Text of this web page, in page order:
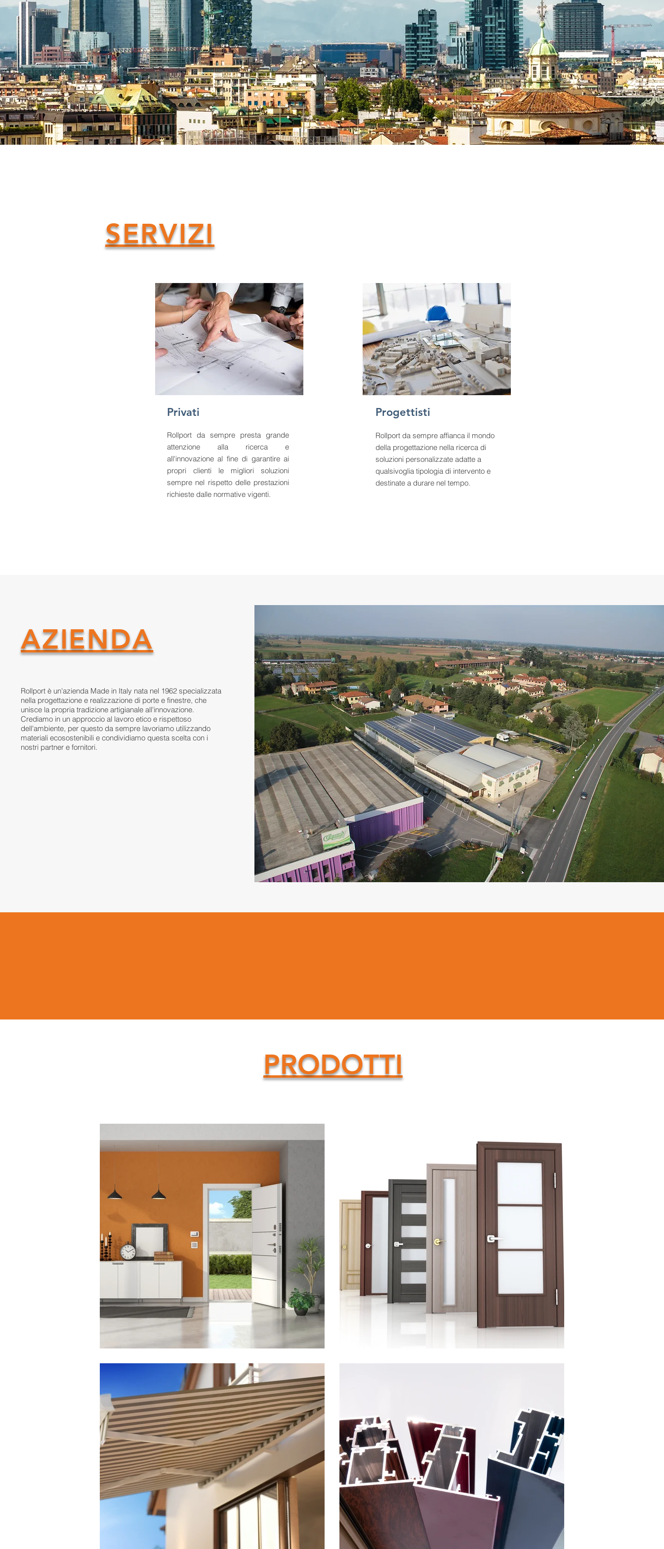
SERVIZI
Privati
Rollport da sempre presta grande
attenzione alla ricerca e
all'innovazione al fine di garantire ai
propri clienti le migliori soluzioni
sempre nel rispetto delle prestazioni
richieste dalle normative vigenti.
Progettisti
Rollport da sempre affianca il mondo
della progettazione nella ricerca di
soluzioni personalizzate adatte a
qualsivoglia tipologia di intervento e
destinate a durare nel tempo.
AZIENDA
Rollport è un'azienda Made in Italy nata nel 1962 specializzata
nella progettazione e realizzazione di porte e finestre, che
unisce la propria tradizione artigianale all'innovazione.
Crediamo in un approccio al lavoro etico e rispettoso
dell'ambiente, per questo da sempre lavoriamo utilizzando
materiali ecosostenibili e condividiamo questa scelta con i
nostri partner e fornitori.
PRODOTTI